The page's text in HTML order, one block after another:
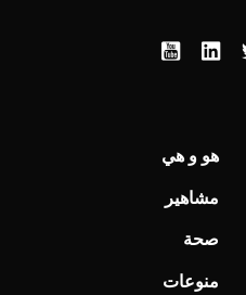
هو و هي
مشاهير
صحة
منوعات